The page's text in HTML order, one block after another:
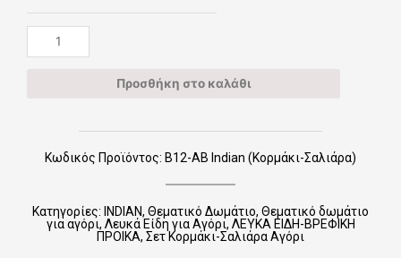
ποσότητα
Προσθήκη στο καλάθι
Κωδικός Προϊόντος: Β12-ΑΒ Indian (Κορμάκι-Σαλιάρα)
Κατηγορίες: INDIAN, Θεματικό Δωμάτιο, Θεματικό δωμάτιο
για αγόρι, Λευκά Είδη για Αγόρι, ΛΕΥΚΑ ΕΙΔΗ-ΒΡΕΦΙΚΗ
ΠΡΟΙΚΑ, Σετ Κορμάκι-Σαλιάρα Αγόρι